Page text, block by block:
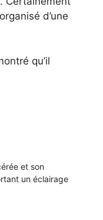
d’une
qu’il
et son
un éclairage